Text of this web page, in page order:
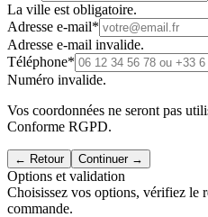
La ville est obligatoire.
Adresse e-mail*
Adresse e-mail invalide.
Téléphone*
Numéro invalide.
Vos coordonnées ne seront pas
Conforme RGPD.
← Retour Continuer →
Options et validation
Choisissez vos options, vérifiez le
commande.